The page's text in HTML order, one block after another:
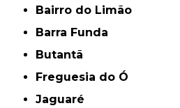
Bairro do Limão
Barra Funda
Butantã
Freguesia do Ó
Jaguaré